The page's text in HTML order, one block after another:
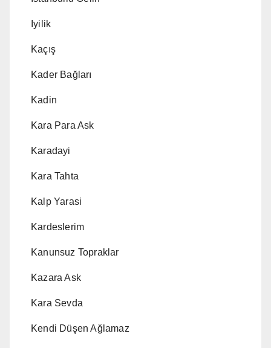
Iyilik
Kaçış
Kader Bağları
Kadin
Kara Para Ask
Karadayi
Kara Tahta
Kalp Yarasi
Kardeslerim
Kanunsuz Topraklar
Kazara Ask
Kara Sevda
Kendi Düşen Ağlamaz